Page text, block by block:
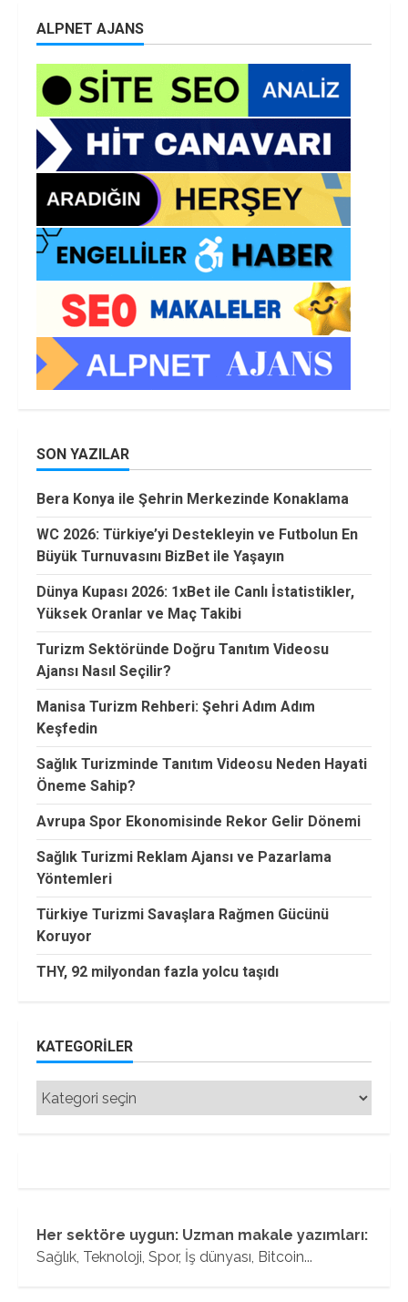
ALPNET AJANS
SON YAZILAR
Bera Konya ile Şehrin Merkezinde Konaklama
WC 2026: Türkiye’yi Destekleyin ve Futbolun En
Büyük Turnuvasını BizBet ile Yaşayın
Dünya Kupası 2026: 1xBet ile Canlı İstatistikler,
Yüksek Oranlar ve Maç Takibi
Turizm Sektöründe Doğru Tanıtım Videosu
Ajansı Nasıl Seçilir?
Manisa Turizm Rehberi: Şehri Adım Adım
Keşfedin
Sağlık Turizminde Tanıtım Videosu Neden Hayati
Öneme Sahip?
Avrupa Spor Ekonomisinde Rekor Gelir Dönemi
Sağlık Turizmi Reklam Ajansı ve Pazarlama
Yöntemleri
Türkiye Turizmi Savaşlara Rağmen Gücünü
Koruyor
THY, 92 milyondan fazla yolcu taşıdı
KATEGORILER
Kategoriler
Her sektöre uygun: Uzman makale yazımları:
Sağlık, Teknoloji, Spor, İş dünyası, Bitcoin...